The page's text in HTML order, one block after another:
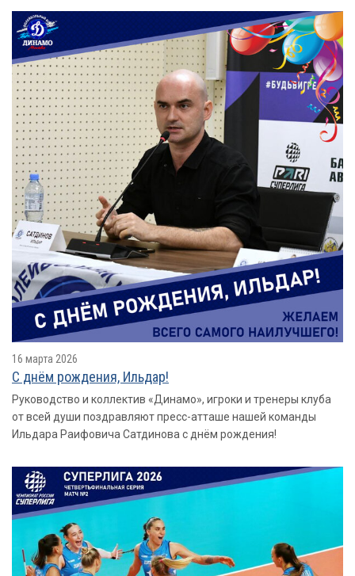
16 марта 2026
С днём рождения, Ильдар!
Руководство и коллектив «Динамо», игроки и тренеры клуба
от всей души поздравляют пресс-атташе нашей команды
Ильдара Раифовича Сатдинова с днём рождения!